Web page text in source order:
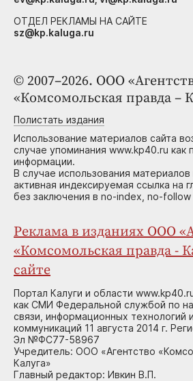
© 2007–2026. ООО
«Комсомольская правда –
Полистать издания
Использование материалов сайта
случае упоминания www.kp40.ru как
информации.
В случае использования материалов
активная индексируемая ссылка на
без заключения в no-index, no-follow
Реклама в изданиях ООО
«Комсомольская правда -
сайте
Портал Калуги и области
как СМИ Федеральной службой по
связи, информационных технологий
коммуникаций 11 августа 2014 г.
Эл №ФС77-58967
Учредитель: ООО «Агентство
Калуга»
Главный редактор: Ивкин В.П.
ОТДЕЛ РЕКЛАМЫ НА САЙТЕ
sz@kp.kaluga.ru